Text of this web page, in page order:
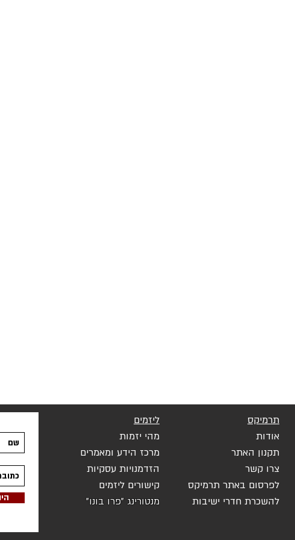
ליזמים
מהי יזמות
מרכז הידע ומאמרים
הזדמנויות עסקיות
קישורים ליזמים
מנטורינג "פרו בונו"
תרמיקס
אודות
תקנון האתר
צרו קשר
לפרסום באתר תרמיקס
להשכרת חדרי ישיבות